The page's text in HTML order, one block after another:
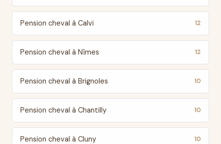
Pension cheval à Calvi 12
Pension cheval à Nîmes 12
Pension cheval à Brignoles 10
Pension cheval à Chantilly 10
Pension cheval à Cluny 10